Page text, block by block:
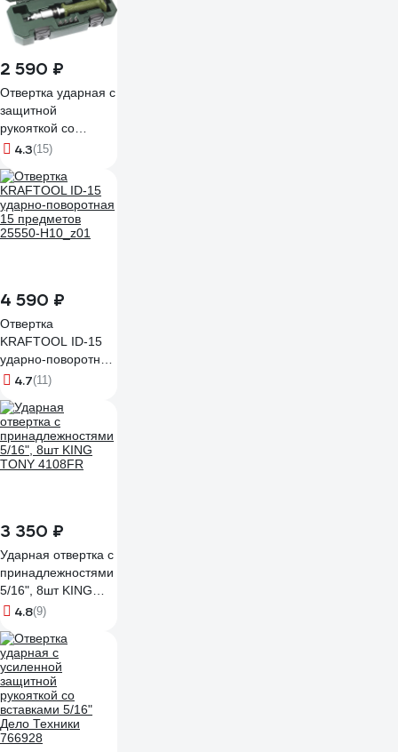
2 590 ₽
Отвертка ударная с
защитной
рукояткой со
вставками 5/16"
766918
4.3(15)
4 590 ₽
Отвертка
KRAFTOOL ID-15
ударно-поворотная
15 предметов
4.7(11)
3 350 ₽
Ударная отвертка с
принадлежностями
5/16", 8шт KING
TONY 4108FR
4.8(9)